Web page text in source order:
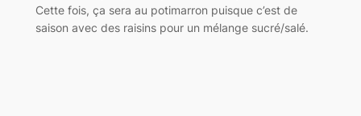
Cette fois, ça sera au potimarron puisque c’est de
saison avec des raisins pour un mélange sucré/salé.